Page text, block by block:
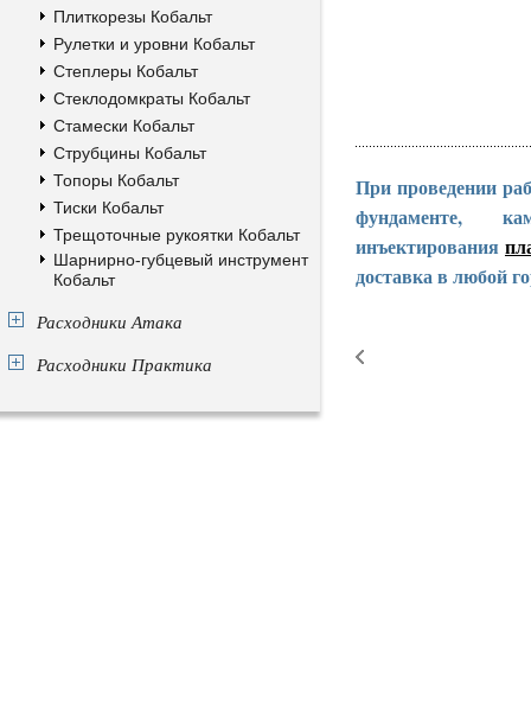
Плиткорезы Кобальт
Рулетки и уровни Кобальт
Степлеры Кобальт
Стеклодомкраты Кобальт
Стамески Кобальт
Струбцины Кобальт
Топоры Кобальт
Тиски Кобальт
Трещоточные рукоятки Кобальт
Шарнирно-губцевый инструмент
Кобальт
Расходники Атака
Расходники Практика
При проведении
фундаменте,
инъектирования
доставка в любой